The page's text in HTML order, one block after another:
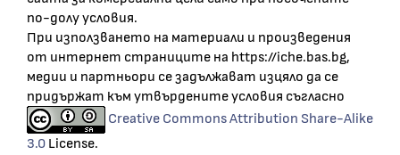
по-долу условия.
При използването на материали и произведения
от интернет страниците на https://iche.bas.bg,
медии и партньори се задължават изцяло да се
придържат към утвърдените условия съгласно
Creative Commons Attribution Share-Alike
3.0 License.